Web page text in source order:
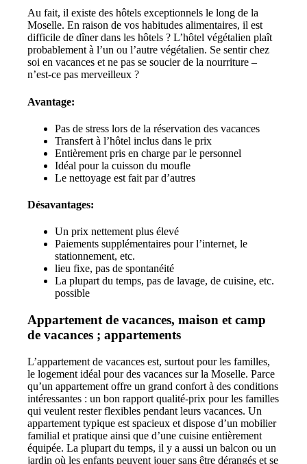
Au fait, il existe des hôtels exceptionnels le long de la
Moselle. En raison de vos habitudes alimentaires, il est
difficile de dîner dans les hôtels ? L’hôtel végétalien plaît
probablement à l’un ou l’autre végétalien. Se sentir chez
soi en vacances et ne pas se soucier de la nourriture –
n’est-ce pas merveilleux ?
Avantage:
Pas de stress lors de la réservation des vacances
Transfert à l’hôtel inclus dans le prix
Entièrement pris en charge par le personnel
Idéal pour la cuisson du moufle
Le nettoyage est fait par d’autres
Désavantages:
Un prix nettement plus élevé
Paiements supplémentaires pour l’internet, le
stationnement, etc.
lieu fixe, pas de spontanéité
La plupart du temps, pas de lavage, de cuisine, etc.
possible
Appartement de vacances, maison et camp
de vacances ; appartements
L’appartement de vacances est, surtout pour les familles,
le logement idéal pour des vacances sur la Moselle. Parce
qu’un appartement offre un grand confort à des conditions
intéressantes : un bon rapport qualité-prix pour les familles
qui veulent rester flexibles pendant leurs vacances. Un
appartement typique est spacieux et dispose d’un mobilier
familial et pratique ainsi que d’une cuisine entièrement
équipée. La plupart du temps, il y a aussi un balcon ou un
jardin où les enfants peuvent jouer sans être dérangés et se